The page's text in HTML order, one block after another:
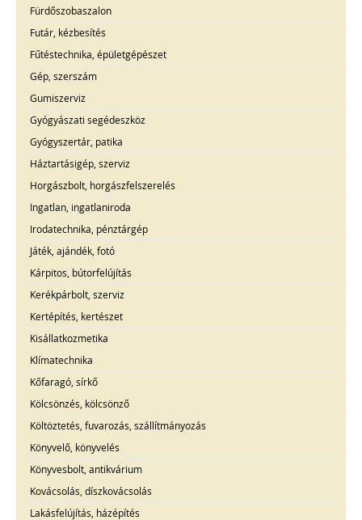
Fürdőszobaszalon
Futár, kézbesítés
Fűtéstechnika, épületgépészet
Gép, szerszám
Gumiszerviz
Gyógyászati segédeszköz
Gyógyszertár, patika
Háztartásigép, szerviz
Horgászbolt, horgászfelszerelés
Ingatlan, ingatlaniroda
Irodatechnika, pénztárgép
Játék, ajándék, fotó
Kárpitos, bútorfelújítás
Kerékpárbolt, szerviz
Kertépítés, kertészet
Kisállatkozmetika
Klímatechnika
Kőfaragó, sírkő
Kölcsönzés, kölcsönző
Költöztetés, fuvarozás, szállítmányozás
Könyvelő, könyvelés
Könyvesbolt, antikvárium
Kovácsolás, díszkovácsolás
Lakásfelújítás, házépítés